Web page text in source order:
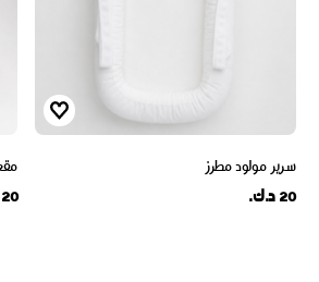
سرير مولود مطرز
20 د.ك. 20 د.ك.